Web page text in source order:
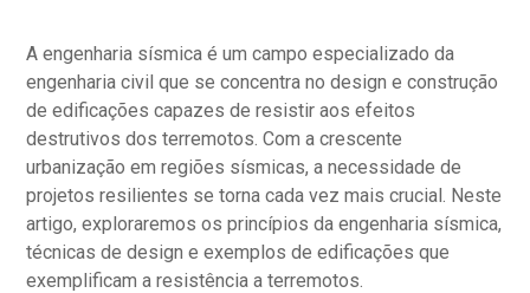
A engenharia sísmica é um campo especializado da
engenharia civil que se concentra no design e construção
de edificações capazes de resistir aos efeitos
destrutivos dos terremotos. Com a crescente
urbanização em regiões sísmicas, a necessidade de
projetos resilientes se torna cada vez mais crucial. Neste
artigo, exploraremos os princípios da engenharia sísmica,
técnicas de design e exemplos de edificações que
exemplificam a resistência a terremotos.